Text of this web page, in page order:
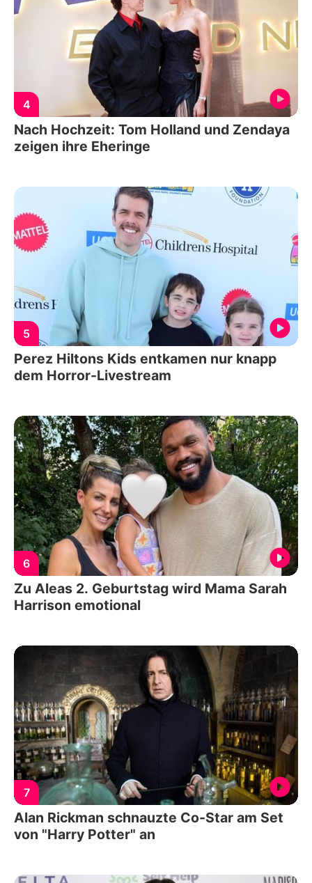
4
Nach Hochzeit: Tom Holland und Zendaya
zeigen ihre Eheringe
5
Perez Hiltons Kids entkamen nur knapp
dem Horror-Livestream
6
Zu Aleas 2. Geburtstag wird Mama Sarah
Harrison emotional
7
Alan Rickman schnauzte Co-Star am Set
von "Harry Potter" an